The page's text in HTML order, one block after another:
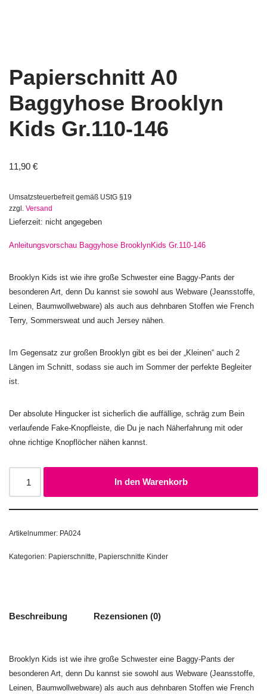
Papierschnitt A0
Baggyhose Brooklyn
Kids Gr.110-146
11,90 €
Umsatzsteuerbefreit gemäß UStG §19
zzgl. Versand
Lieferzeit: nicht angegeben
Anleitungsvorschau Baggyhose BrooklynKids Gr.110-146
Brooklyn Kids ist wie ihre große Schwester eine Baggy-Pants der
besonderen Art, denn Du kannst sie sowohl aus Webware (Jeansstoffe,
Leinen, Baumwollwebware) als auch aus dehnbaren Stoffen wie French
Terry, Sommersweat und auch Jersey nähen.
Im Gegensatz zur großen Brooklyn gibt es bei der „Kleinen“ auch 2
Längen im Schnitt, sodass sie auch im Sommer der perfekte Begleiter
ist.
Der absolute Hingucker ist sicherlich die auffällige, schräg zum Bein
verlaufende Fake-Knopfleiste, die Du je nach Näherfahrung mit oder
ohne richtige Knopflöcher nähen kannst.
In den Warenkorb
Artikelnummer: PA024
Kategorien: Papierschnitte, Papierschnitte Kinder
Beschreibung Rezensionen (0)
Brooklyn Kids ist wie ihre große Schwester eine Baggy-Pants der
besonderen Art, denn Du kannst sie sowohl aus Webware (Jeansstoffe,
Leinen, Baumwollwebware) als auch aus dehnbaren Stoffen wie French